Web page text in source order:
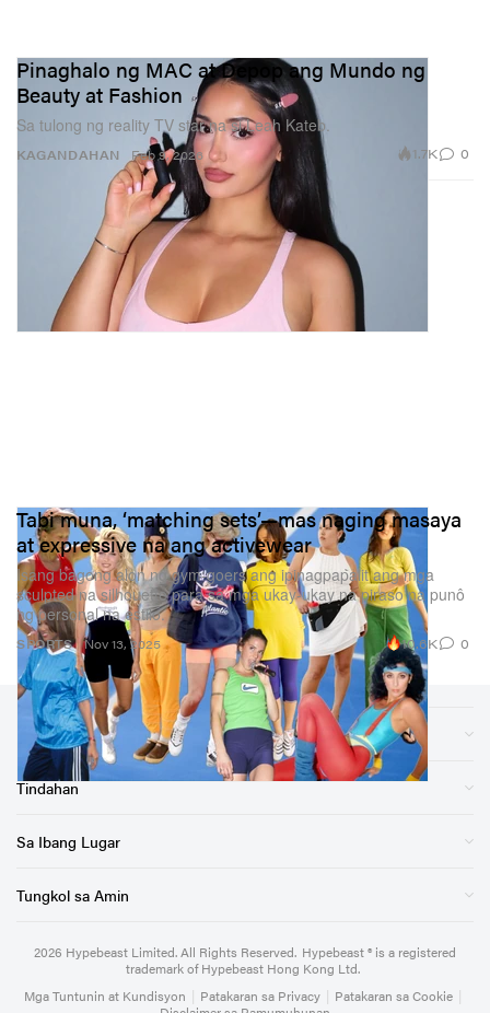
KAGANDAHAN
Pinaghalo ng MAC at Depop ang Mundo ng
Beauty at Fashion
Sa tulong ng reality TV star na si Leah Kateb.
Feb 9, 2026 1.7K 0
SPORTS
Tabi muna, ‘matching sets’—mas naging masaya
at expressive na ang activewear
Isang bagong alon ng gym-goers ang ipinagpapalit ang mga
sculpted na silhouette para sa mga ukay-ukay na piraso na punô
ng personal na estilo.
Nov 13, 2025 10.6K 0
Mga Seksyon
Tindahan
Sa Ibang Lugar
Tungkol sa Amin
2026 Hypebeast Limited. All Rights Reserved. Hypebeast ® is a registered
trademark of Hypebeast Hong Kong Ltd.
Mga Tuntunin at Kundisyon | Patakaran sa Privacy | Patakaran sa Cookie |